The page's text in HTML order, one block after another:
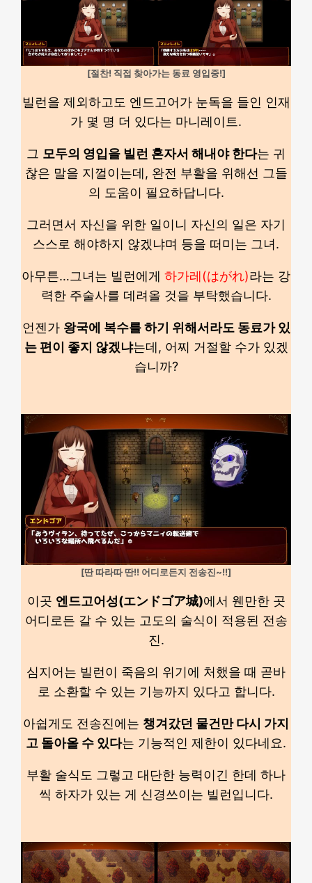
[절찬! 직접 찾아가는 동료 영입중!]
빌런을 제외하고도 엔드고어가 눈독을 들인 인재
가 몇 명 더 있다는 마니레이트.
그 모두의 영입을 빌런 혼자서 해내야 한다는 귀
찮은 말을 지껄이는데, 완전 부활을 위해선 그들
의 도움이 필요하답니다.
그러면서 자신을 위한 일이니 자신의 일은 자기
스스로 해야하지 않겠냐며 등을 떠미는 그녀.
아무튼…그녀는 빌런에게 하가레(はがれ)라는 강
력한 주술사를 데려올 것을 부탁했습니다.
언젠가 왕국에 복수를 하기 위해서라도 동료가 있
는 편이 좋지 않겠냐는데, 어찌 거절할 수가 있겠
습니까?
[딴 따라따 딴!! 어디로든지 전송진~!!]
이곳 엔드고어성(エンドゴア城)에서 웬만한 곳
어디로든 갈 수 있는 고도의 술식이 적용된 전송
진.
심지어는 빌런이 죽음의 위기에 처했을 때 곧바
로 소환할 수 있는 기능까지 있다고 합니다.
아쉽게도 전송진에는 챙겨갔던 물건만 다시 가지
고 돌아올 수 있다는 기능적인 제한이 있다네요.
부활 술식도 그렇고 대단한 능력이긴 한데 하나
씩 하자가 있는 게 신경쓰이는 빌런입니다.